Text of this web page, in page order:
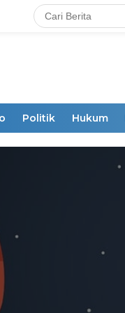
Politik Hukum